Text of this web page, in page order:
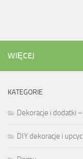
WIĘCEJ
KATEGORIE
Dekoracje i dodatki
DIY dekoracje i